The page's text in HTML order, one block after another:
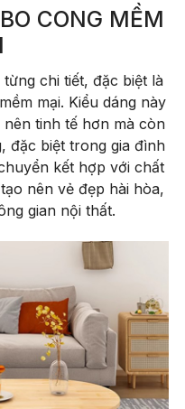
CONG MỀM
chi tiết, đặc biệt là
mại. Kiểu dáng này
tinh tế hơn mà còn
đặc biệt trong gia đình
kết hợp với chất
nên vẻ đẹp hài hòa,
gian nội thất.